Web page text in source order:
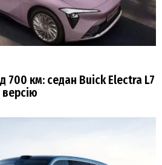
700 км: седан Buick Electra L7